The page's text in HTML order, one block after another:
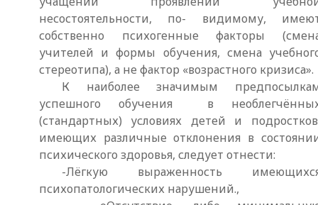
несостоятельности, по- видимому,
собственно психогенные факторы
учителей и формы обучения, смена
стереотипа), а не фактор «возрастного кризиса».
К наиболее значимым
успешного обучения в
(стандартных) условиях детей и
имеющих различные отклонения в
психического здоровья, следует отнести:
-Лёгкую выраженность
психопатологических нарушений.,